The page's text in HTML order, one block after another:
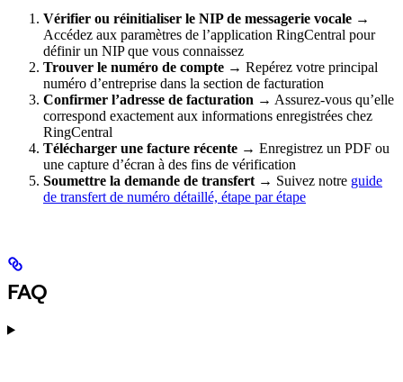
Vérifier ou réinitialiser le NIP de messagerie vocale →
Accédez aux paramètres de l’application RingCentral pour
définir un NIP que vous connaissez
Trouver le numéro de compte → Repérez votre principal
numéro d’entreprise dans la section de facturation
Confirmer l’adresse de facturation → Assurez-vous qu’elle
correspond exactement aux informations enregistrées chez
RingCentral
Télécharger une facture récente → Enregistrez un PDF ou
une capture d’écran à des fins de vérification
Soumettre la demande de transfert → Suivez notre guide
de transfert de numéro détaillé, étape par étape
FAQ